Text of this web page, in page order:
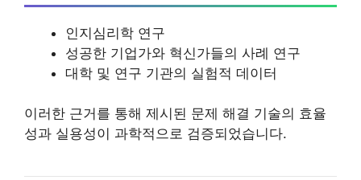
인지심리학 연구
성공한 기업가와 혁신가들의 사례 연구
대학 및 연구 기관의 실험적 데이터
이러한 근거를 통해 제시된 문제 해결 기술의 효율
성과 실용성이 과학적으로 검증되었습니다.